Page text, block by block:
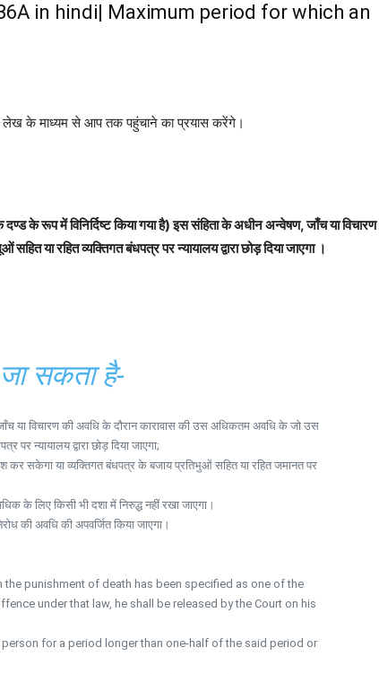
436A in hindi| Maximum period for which an
लेख के माध्यम से आप तक पहुंचाने का प्रयास करेंगे।
के रूप में विनिर्दिष्ट किया गया है) इस संहिता के अधीन अन्वेषण, जाँच या विचारण
या रहित व्यक्तिगत बंधपत्र पर न्यायालय द्वारा छोड़ दिया जाएगा ।
सकता है-
या विचारण की अवधि के दौरान कारावास की उस अधिकतम अवधि के जो उस
न्यायालय द्वारा छोड़ दिया जाएगा;
सकेगा या व्यक्तिगत बंधपत्र के बजाय प्रतिभुओं सहित या रहित जमानत पर
के लिए किसी भी दशा में निरुद्ध नहीं रखा जाएगा।
की अवधि की अपवर्जित किया जाएगा।
punishment of death has been specified as one of the
under that law, he shall be released by the Court on his
for a period longer than one-half of the said period or